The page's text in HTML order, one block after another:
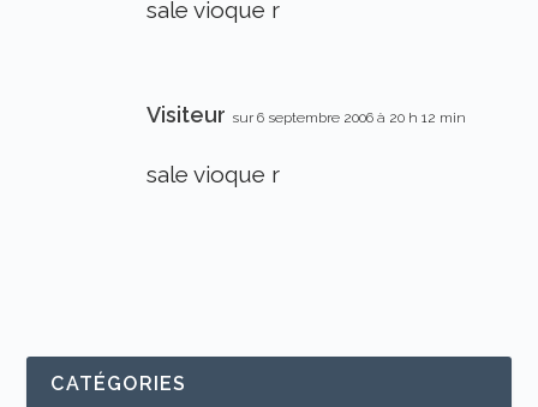
sale vioque r
Visiteur sur 6 septembre 2006 à 20 h 12 min
sale vioque r
CATÉGORIES